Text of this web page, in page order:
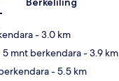
- 3.0 km
5 mnt berkendara- 3.9 km
- 5.5 km